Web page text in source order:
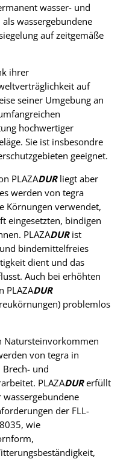
wasser- und
wassergebundene
auf zeitgemäße
ihrer
auf
seiner Umgebung an
hochwertiger
Sie ist insbesondre
geeignet.
PLAZADURliegt aber
werden von tegra
Körnungen verwendet,
eingesetzten, bindigen
PLAZADURist
bindemittelfreies
dient und das
Auch bei erhöhten
PLAZADUR
problemlos
Natursteinvorkommen
von tegra in
und
PLAZADURerfüllt
der FLL-
wie